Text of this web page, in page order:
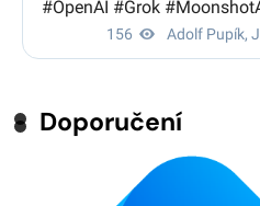
Doporučení